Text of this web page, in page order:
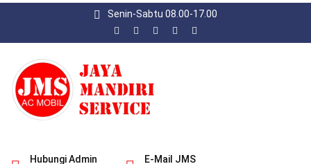
Senin-Sabtu 08.00-17.00
Hubungi Admin
E-Mail JMS